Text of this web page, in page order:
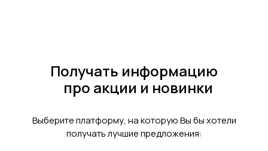
Получать информацию
про акции и новинки
Выберите платформу, на которую Вы бы хотели
получать лучшие предложения: